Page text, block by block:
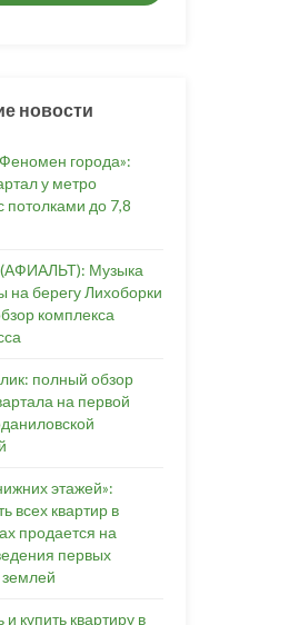
новости
города»:
у метро
потолками до 7,8
Музыка
на берегу Лихоборки
комплекса
полный обзор
на первой
этажей»:
всех квартир в
продается на
первых
и купить квартиру в